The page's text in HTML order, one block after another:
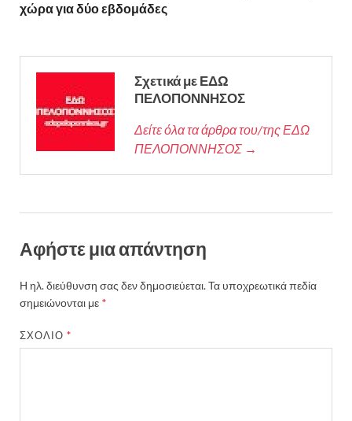
χώρα για δύο εβδομάδες
Σχετικά με ΕΔΩ
ΠΕΛΟΠΟΝΝΗΣΟΣ
Δείτε όλα τα άρθρα του/της ΕΔΩ
ΠΕΛΟΠΟΝΝΗΣΟΣ →
Αφήστε μια απάντηση
Η ηλ. διεύθυνση σας δεν δημοσιεύεται.Τα υποχρεωτικά πεδία
σημειώνονται με *
ΣΧΌΛΙΟ*